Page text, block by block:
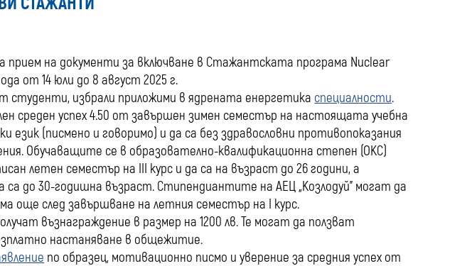
на документи за включване в Стажантската програма Nuclear
от 14 юли до 8 август 2025 г.
избрали приложими в ядрената енергетика специалности.
среден успех 4.50 от завършен зимен семестър на настоящата учебна
език (писмено и говоримо) и да са без здравословни противопоказания
Обучаващите се в образователно-квалификационна степен (ОКС)
летен семестър на III курс и да са на възраст до 26 години, а
до 30-годишна възраст. Стипендиантите на АЕЦ „Козлодуй” могат да
още след завършване на летния семестър на I курс.
възнаграждение в размер на 1200 лв. Те могат да ползват
настаняване в общежитие.
по образец, мотивационно писмо и уверение за средния успех от